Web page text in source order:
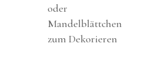
oder
Mandelblättchen
zum Dekorieren